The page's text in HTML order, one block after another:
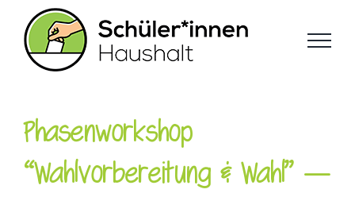
Inhalt
springen
Phasenworkshop
“Wahlvorbereitung & Wahl” —